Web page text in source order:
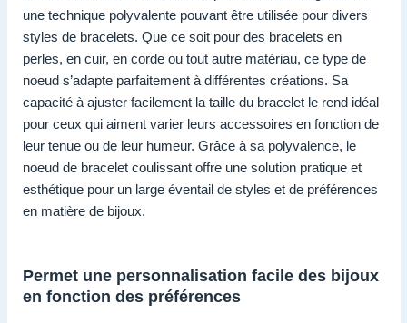
une technique polyvalente pouvant être utilisée pour divers
styles de bracelets. Que ce soit pour des bracelets en
perles, en cuir, en corde ou tout autre matériau, ce type de
noeud s’adapte parfaitement à différentes créations. Sa
capacité à ajuster facilement la taille du bracelet le rend idéal
pour ceux qui aiment varier leurs accessoires en fonction de
leur tenue ou de leur humeur. Grâce à sa polyvalence, le
noeud de bracelet coulissant offre une solution pratique et
esthétique pour un large éventail de styles et de préférences
en matière de bijoux.
Permet une personnalisation facile des bijoux
en fonction des préférences